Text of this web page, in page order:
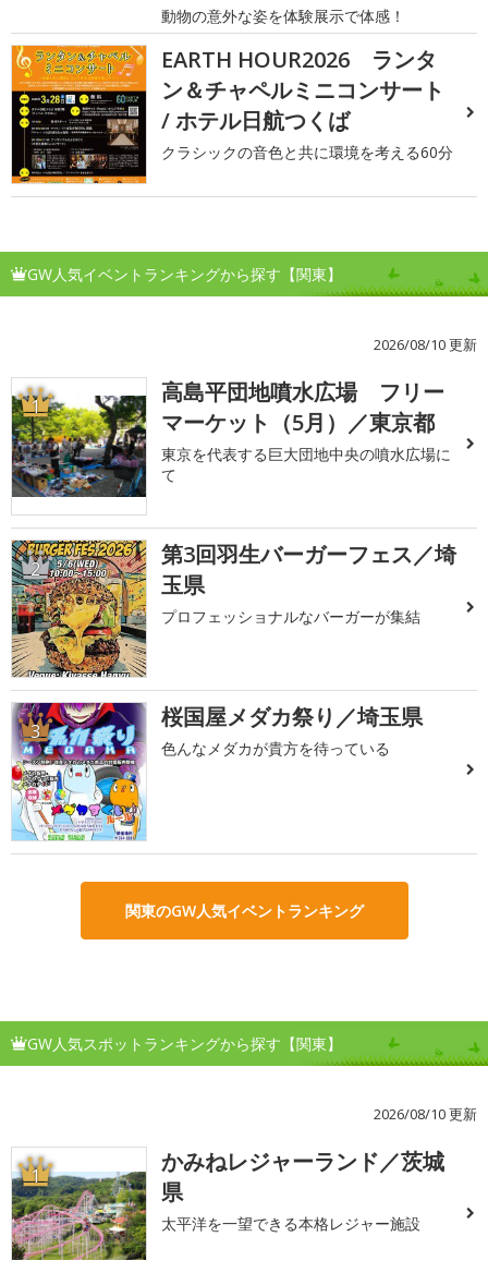
動物の意外な姿を体験展示で体感！
EARTH HOUR2026 ランタ
ン＆チャペルミニコンサート
/ ホテル日航つくば
クラシックの音色と共に環境を考える60分
GW人気イベントランキングから探す【関東】
2026/08/10 更新
1
高島平団地噴水広場 フリー
マーケット（5月）／東京都
東京を代表する巨大団地中央の噴水広場に
て
2
第3回羽生バーガーフェス／埼
玉県
プロフェッショナルなバーガーが集結
3 桜国屋メダカ祭り／埼玉県
色んなメダカが貴方を待っている
関東のGW人気イベントランキング
GW人気スポットランキングから探す【関東】
2026/08/10 更新
1
かみねレジャーランド／茨城
県
太平洋を一望できる本格レジャー施設